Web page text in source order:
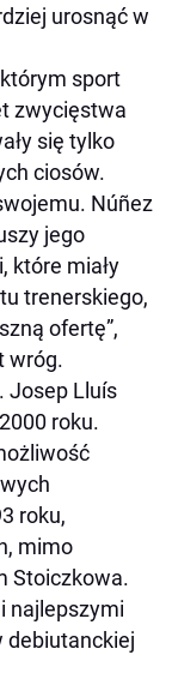
urosnąć w
sport
zwycięstwa
się tylko
ciosów.
Núñez
jego
które miały
trenerskiego,
ofertę”,
wróg.
Josep Lluís
roku.
roku,
mimo
Stoiczkowa.
najlepszymi
debiutanckiej